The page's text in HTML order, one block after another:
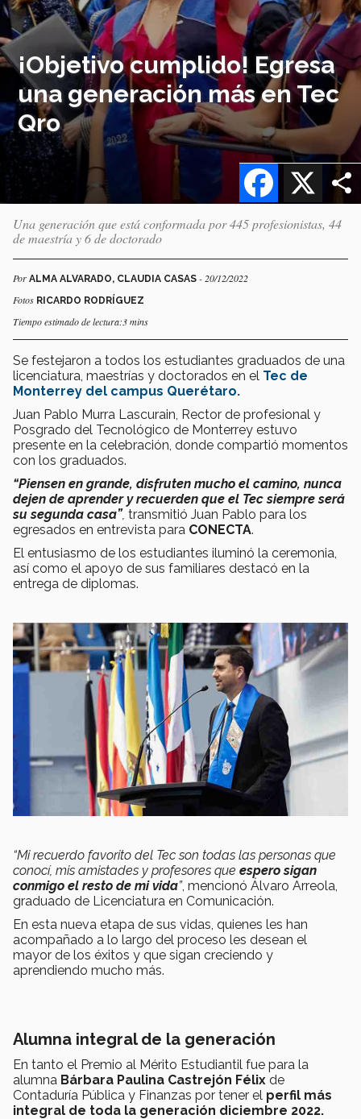
¡Objetivo cumplido! Egresa
una generación más en Tec
Qro
X
Facebook
Una generación que está conformada por 445 profesionistas, 44
de maestría y 6 de doctorado
Por ALMA ALVARADO, CLAUDIA CASAS - 20/12/2022
Fotos RICARDO RODRÍGUEZ
Tiempo estimado de lectura:3 mins
Se festejaron a todos los estudiantes graduados de una
licenciatura, maestrías y doctorados en el Tec de
Monterrey del campus Querétaro.
Juan Pablo Murra Lascurain, Rector de profesional y
Posgrado del Tecnológico de Monterrey estuvo
presente en la celebración, donde compartió momentos
con los graduados.
“Piensen en grande, disfruten mucho el camino, nunca
dejen de aprender y recuerden que el Tec siempre será
su segunda casa”, transmitió Juan Pablo para los
egresados en entrevista para CONECTA.
El entusiasmo de los estudiantes iluminó la ceremonia,
así como el apoyo de sus familiares destacó en la
entrega de diplomas.
“Mi recuerdo favorito del Tec son todas las personas que
conocí, mis amistades y profesores que espero sigan
conmigo el resto de mi vida”, mencionó Álvaro Arreola,
graduado de Licenciatura en Comunicación.
En esta nueva etapa de sus vidas, quienes les han
acompañado a lo largo del proceso les desean el
mayor de los éxitos y que sigan creciendo y
aprendiendo mucho más.
Alumna integral de la generación
En tanto el Premio al Mérito Estudiantil fue para la
alumna Bárbara Paulina Castrejón Félix de
Contaduría Pública y Finanzas por tener el perfil más
integral de toda la generación diciembre 2022.